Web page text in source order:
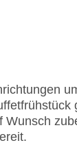
Wunsch